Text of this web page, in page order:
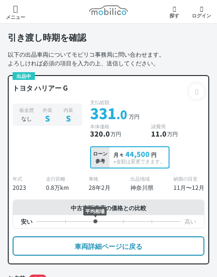
メニュー
モビリコ
探す ログイン
引き渡し時期を確認
以下の出品車両についてモビリコ事務局に問い合わせます。
よろしければ必須の項目を入力の上、送信してください。
出品中
トヨタ ハリアー G
板金歴
なし
外装
S
内装
S
支払総額
331.0 万円
本体価格
320.0万円
諸費用
11.0万円
ローン
参考
月々 44,500 円
※金額は変更できます。
年式
2023
走行距離
0.8万km
車検
28年2月
出品地域
神奈川県
納期の目安
11月〜12月
中古車販売店の価格との比較
平均相場
車両詳細ページに戻る